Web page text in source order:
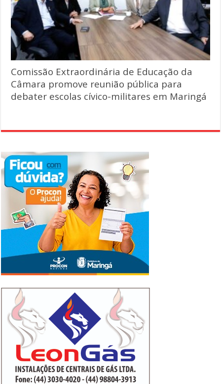
Comissão Extraordinária de Educação da
Câmara promove reunião pública para
debater escolas cívico-militares em Maringá